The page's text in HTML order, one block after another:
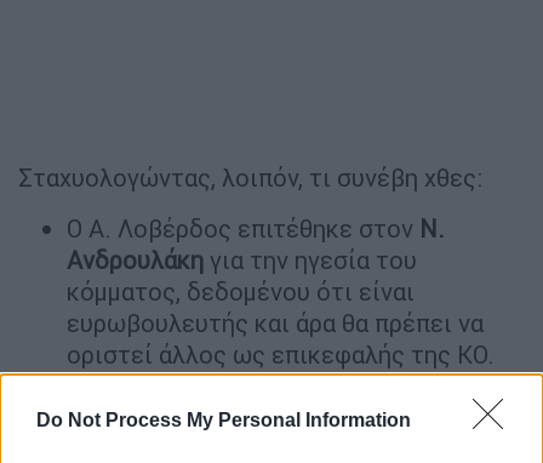
Do Not Process My Personal Information
Σταχυολογώντας, λοιπόν, τι συνέβη χθες:
Ο Α. Λοβέρδος επιτέθηκε στον Ν.
Ανδρουλάκη για την ηγεσία του
κόμματος, δεδομένου ότι είναι
ευρωβουλευτής και άρα θα πρέπει να
οριστεί άλλος ως επικεφαλής της ΚΟ.
«Ο ανθρωπος που θα εκπροσωπεί την
παράταξη θα εκφράζει τις δικές του